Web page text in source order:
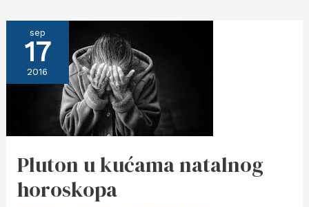
sep
17
2016
Pluton u kućama natalnog
horoskopa